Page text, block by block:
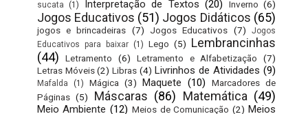
sucata
(1) Interpretação de Textos (20) Inverno (6)
Jogos Educativos (51) Jogos Didáticos (65)
jogos e brincadeiras (7) Jogos Educativos (7)
Jogos
Educativos para baixar (1) Lego (5) Lembrancinhas
(44)
Letramento (6) Letramento e Alfabetização
(7)
Letras Móveis (2) Libras (4) Livrinhos de Atividades (9)
Mafalda (1) Mágica (3) Maquete (10)
Marcadores de
Páginas (5) Máscaras (86) Matemática (49)
Meio Ambiente (12) Meios de Comunicação (2) Meios